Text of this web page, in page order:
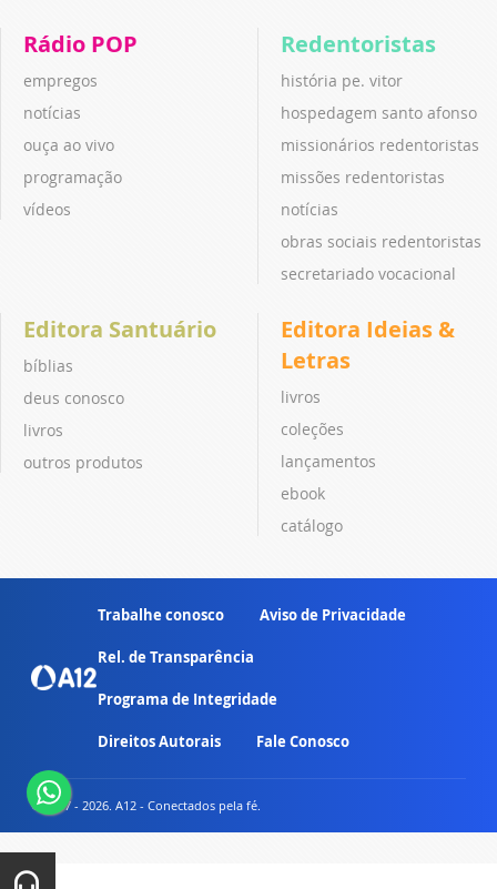
Rádio POP
empregos
notícias
ouça ao vivo
programação
vídeos
Redentoristas
história pe. vitor
hospedagem santo afonso
missionários redentoristas
missões redentoristas
notícias
obras sociais redentoristas
secretariado vocacional
Editora Santuário
bíblias
deus conosco
livros
outros produtos
Editora Ideias &
Letras
livros
coleções
lançamentos
ebook
catálogo
Trabalhe conosco Aviso de Privacidade
Rel. de Transparência
Programa de Integridade
Direitos Autorais Fale Conosco
© 2007 - 2026. A12 - Conectados pela fé.